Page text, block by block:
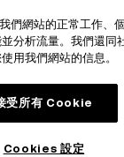
們網站的正常工作、
分析流量。我們還同
用我們網站的信息。
受所有 Cookie
Cookies 設定